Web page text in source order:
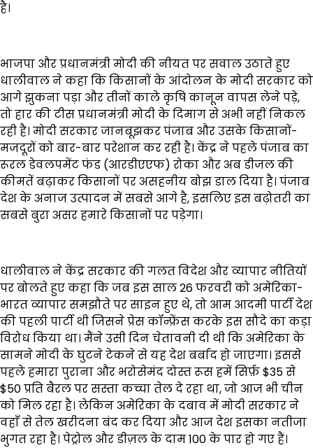
है।
भाजपा और प्रधानमंत्री मोदी की नीयत पर सवाल उठाते हुए
धालीवाल ने कहा कि किसानों के आंदोलन के मोदी सरकार को
आगे झुकना पड़ा और तीनों काले कृषि कानून वापस लेने पड़े,
तो हार की टीस प्रधानमंत्री मोदी के दिमाग से अभी नहीं निकल
रही है। मोदी सरकार जानबूझकर पंजाब और उसके किसानों-
मजदूरों को बार-बार परेशान कर रही है। केंद्र ने पहले पंजाब का
रूरल डेवलपमेंट फंड (आरडीएएफ) रोका और अब डीजल की
कीमतें बढ़ाकर किसानों पर असहनीय बोझ डाल दिया है। पंजाब
देश के अनाज उत्पादन में सबसे आगे है, इसलिए इस बढ़ोतरी का
सबसे बुरा असर हमारे किसानों पर पड़ेगा।
धालीवाल ने केंद्र सरकार की गलत विदेश और व्यापार नीतियों
पर बोलते हुए कहा कि जब इस साल 26 फरवरी को अमेरिका-
भारत व्यापार समझौते पर साइन हुए थे, तो आम आदमी पार्टी देश
की पहली पार्टी थी जिसने प्रेस कॉन्फ्रेंस करके इस सौदे का कड़ा
विरोध किया था। मैंने उसी दिन चेतावनी दी थी कि अमेरिका के
सामने मोदी के घुटने टेकने से यह देश बर्बाद हो जाएगा। इससे
पहले हमारा पुराना और भरोसेमंद दोस्त रूस हमें सिर्फ़ $35 से
$50 प्रति बैरल पर सस्ता कच्चा तेल दे रहा था, जो आज भी चीन
को मिल रहा है। लेकिन अमेरिका के दबाव में मोदी सरकार ने
वहाँ से तेल खरीदना बंद कर दिया और आज देश इसका नतीजा
भुगत रहा है। पेट्रोल और डीज़ल के दाम ₹100 के पार हो गए हैं।